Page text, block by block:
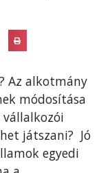
Az alkotmány
módosítása
játszani? Jó
egyedi